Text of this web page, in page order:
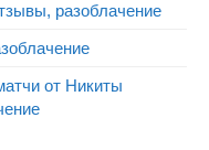
разоблачение
от Никиты